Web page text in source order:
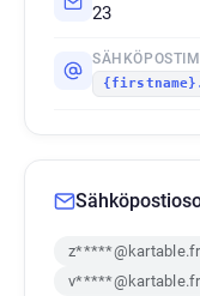
23
z*****@kartable.fr
v*****@kartable.fr